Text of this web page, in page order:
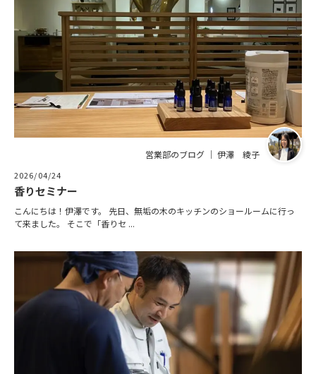
営業部のブログ ｜ 伊澤 綾子
2026/04/24
香りセミナー
こんにちは！伊澤です。 先日、無垢の木のキッチンのショールームに行っ
て来ました。 そこで「香りセ ...